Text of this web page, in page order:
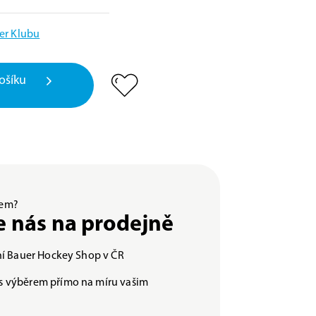
Klubu
nás na prodejně
Bauer Hockey Shop v ČR
výběrem přímo na míru vašim